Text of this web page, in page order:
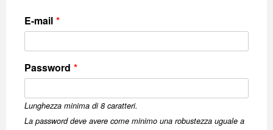
E-mail *
Password *
Lunghezza minima di 8 caratteri.
La password deve avere come minimo una robustezza uguale a